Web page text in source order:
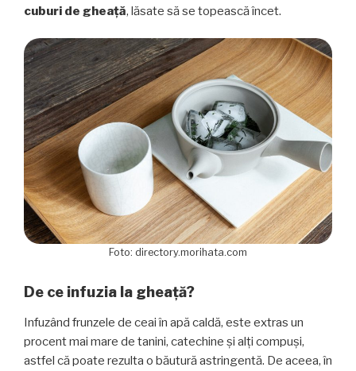
cuburi de gheață, lăsate să se topească încet.
Foto: directory.morihata.com
De ce infuzia la gheață?
Infuzând frunzele de ceai în apă caldă, este extras un
procent mai mare de tanini, catechine și alți compuși,
astfel că poate rezulta o băutură astringentă. De aceea, în